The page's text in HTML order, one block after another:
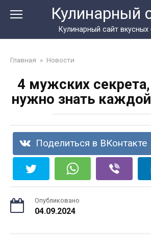
Кулинарный
Кулинарный сайт
Главная » Новости
4 мужских
нужно знать
Поделиться в ВКонтакте
Опубликовано
04.09.2024